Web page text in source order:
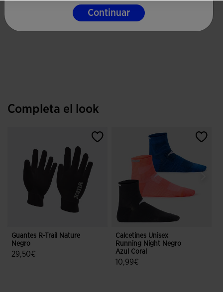
Completa el look
Guantes R-Trail Nature
Negro
29,50€
4,3 sobre 5 de valoración de clientes
Calcetines Unisex
Running Night Negro
Azul Coral
10,99€
Continuar